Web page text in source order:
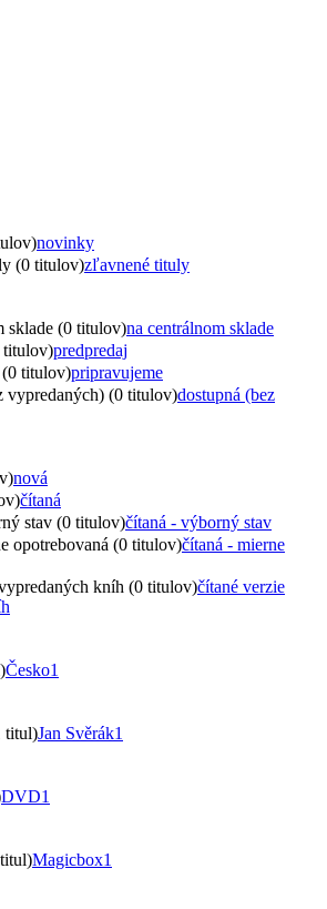
novinky
(0 titulov)zľavnené tituly
sklade (0 titulov)na centrálnom sklade
titulov)predpredaj
titulov)pripravujeme
vypredaných) (0 titulov)dostupná (bez
nová
čítaná
stav (0 titulov)čítaná - výborný stav
opotrebovaná (0 titulov)čítaná - mierne
kníh (0 titulov)čítané verzie
Česko1
titul)Jan Svěrák1
DVD1
Magicbox1